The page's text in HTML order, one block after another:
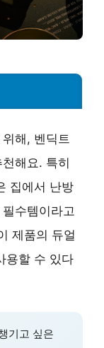
해, 벤딕트
해요. 특히
집에서 난방
수템이라고
제품의 듀얼
용할 수 있다
기고 싶은